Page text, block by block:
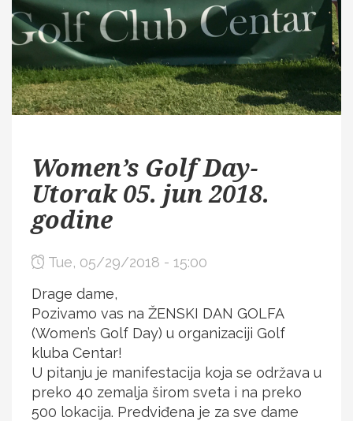
Women’s Golf Day-
Utorak 05. jun 2018.
godine
Tue, 05/29/2018 - 15:00
Drage dame,
Pozivamo vas na ŽENSKI DAN GOLFA
(Women’s Golf Day) u organizaciji Golf
kluba Centar!
U pitanju je manifestacija koja se održava u
preko 40 zemalja širom sveta i na preko
500 lokacija. Predviđena je za sve dame